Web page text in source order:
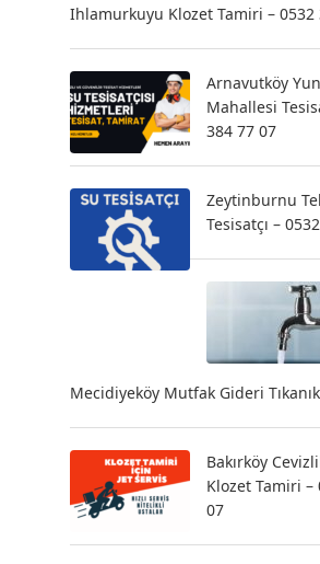
Ihlamurkuyu Klozet Tamiri – 0532
Arnavutköy
Mahallesi
384 77 07
Zeytinburnu
Tesisatçı –
Mecidiyeköy Mutfak Gideri
Bakırköy
Klozet Tamiri –
07